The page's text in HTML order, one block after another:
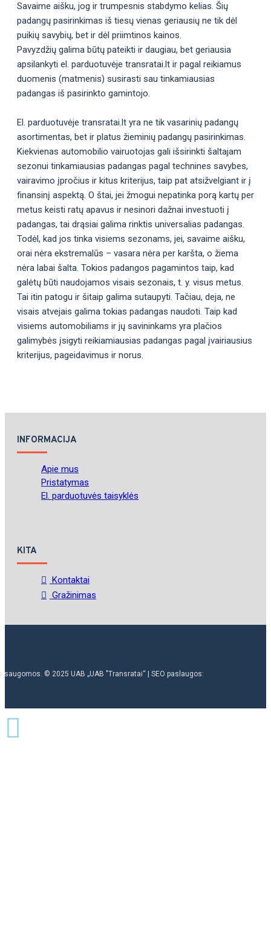
Savaime aišku, jog ir trumpesnis stabdymo kelias. Šių
padangų pasirinkimas iš tiesų vienas geriausių ne tik dėl
puikių savybių, bet ir dėl priimtinos kainos.
Pavyzdžių galima būtų pateikti ir daugiau, bet geriausia
apsilankyti el. parduotuvėje transratai.lt ir pagal reikiamus
duomenis (matmenis) susirasti sau tinkamiausias
padangas iš pasirinkto gamintojo.
El. parduotuvėje transratai.lt yra ne tik vasarinių padangų
asortimentas, bet ir platus žieminių padangų pasirinkimas.
Kiekvienas automobilio vairuotojas gali išsirinkti šaltajam
sezonui tinkamiausias padangas pagal technines savybes,
vairavimo įpročius ir kitus kriterijus, taip pat atsižvelgiant ir į
finansinį aspektą. O štai, jei žmogui nepatinka porą kartų per
metus keisti ratų apavus ir nesinori dažnai investuoti į
padangas, tai drąsiai galima rinktis universalias padangas.
Todėl, kad jos tinka visiems sezonams, jei, savaime aišku,
orai nėra ekstremalūs – vasara nėra per karšta, o žiema
nėra labai šalta. Tokios padangos pagamintos taip, kad
galėtų būti naudojamos visais sezonais, t. y. visus metus.
Tai itin patogu ir šitaip galima sutaupyti. Tačiau, deja, ne
visais atvejais galima tokias padangas naudoti. Taip kad
visiems automobiliams ir jų savininkams yra plačios
galimybės įsigyti reikiamiausias padangas pagal įvairiausius
kriterijus, pageidavimus ir norus.
INFORMACIJA
Apie mus
Pristatymas
El. parduotuvės taisyklės
KITA
Kontaktai
Gražinimas
saugomos. © 2025 UAB „UAB "Transratai“ | SEO paslaugos: